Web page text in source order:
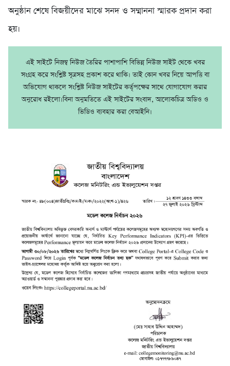
অনুষ্ঠান শেষে বিজয়ীদের মাঝে সনদ ও সম্মাননা স্মারক প্রদান করা
হয়।
এই সাইটে নিজম্ব নিউজ তৈরির পাশাপাশি বিভিন্ন নিউজ সাইট থেকে খবর
সংগ্রহ করে সংশ্লিষ্ট সূত্রসহ প্রকাশ করে থাকি। তাই কোন খবর নিয়ে আপত্তি বা
অভিযোগ থাকলে সংশ্লিষ্ট নিউজ সাইটের কর্তৃপক্ষের সাথে যোগাযোগ করার
অনুরোধ রইলো।বিনা অনুমতিতে এই সাইটের সংবাদ, আলোকচিত্র অডিও ও
ভিডিও ব্যবহার করা বেআইনি।